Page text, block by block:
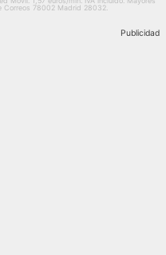
Correos 78002 Madrid 28032.
Publicidad